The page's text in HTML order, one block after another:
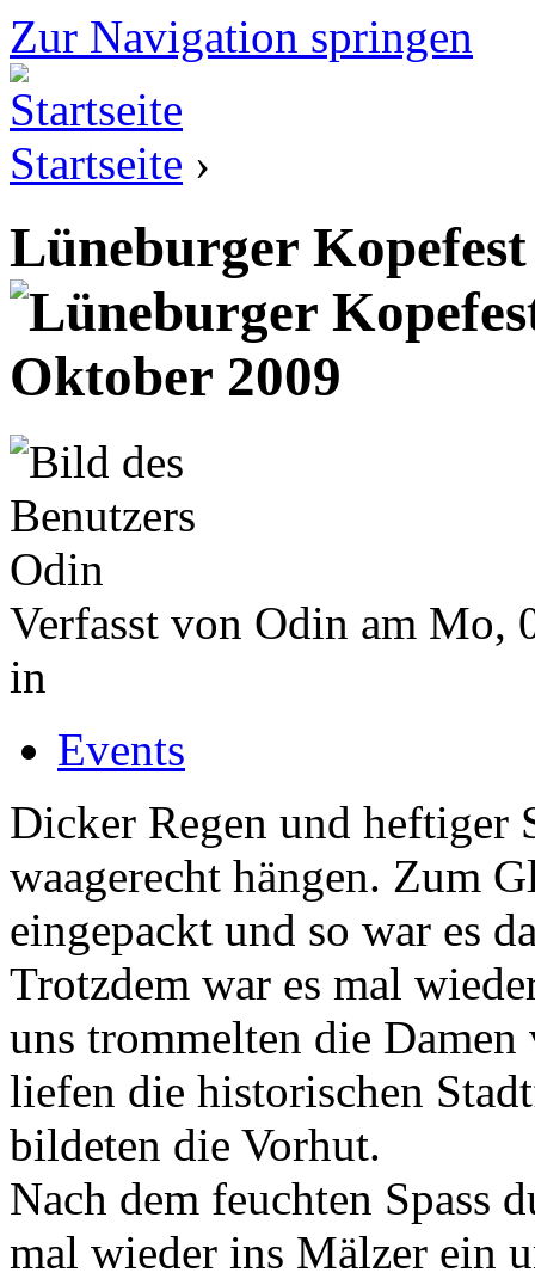
Zur Navigation springen
Startseite ›
Lüneburger
Verfasst von Odin am Mo,
in
Events
Dicker Regen und heftiger
waagerecht hängen. Zum
eingepackt und so war es
Trotzdem war es mal
uns trommelten die
liefen die historischen
bildeten die Vorhut.
Nach dem feuchten Spass
mal wieder ins Mälzer ein